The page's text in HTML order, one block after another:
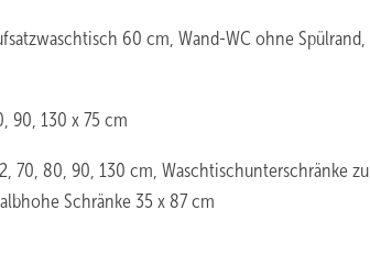
60 cm, Wand-WC ohne Spülrand,
90, 130 x 75 cm
70, 80, 90, 130 cm, Waschtischunterschränke zu
Schränke 35 x 87 cm